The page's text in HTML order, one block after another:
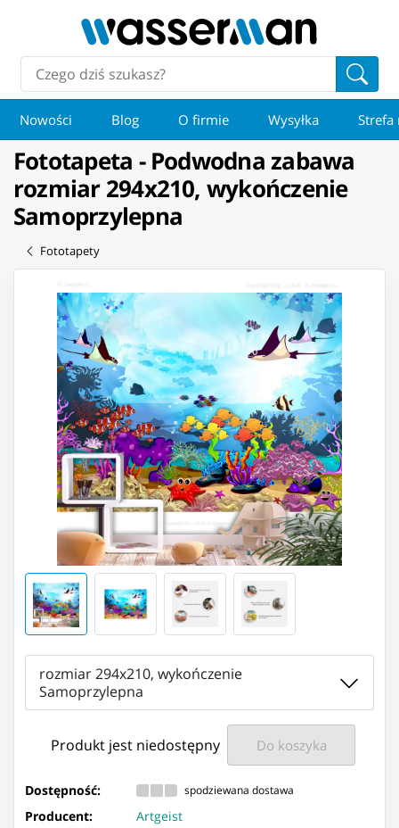
Nowości Blog O firmie Wysyłka Strefa
Fototapeta - Podwodna zabawa
rozmiar 294x210, wykończenie
Samoprzylepna
Fototapety
rozmiar 294x210, wykończenie
Samoprzylepna
Produkt jest niedostępny Do koszyka
Dostępność: spodziewana dostawa
Producent:
Artgeist